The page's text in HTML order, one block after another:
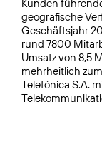
Kunden
geografische
Geschäftsjahr
rund 7800
Umsatz von 8,5
mehrheitlich
Telefónica S.A.